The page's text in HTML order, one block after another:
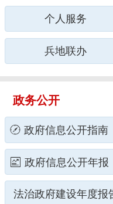
个人服务
兵地联办
政务公开
政府信息公开指南
政府信息公开年报
法治政府建设年度报